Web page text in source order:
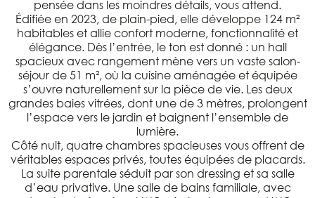
pensée dans les moindres détails, vous attend.
Édifiée en 2023, de plain-pied, elle développe 124 m²
habitables et allie confort moderne, fonctionnalité et
élégance. Dès l’entrée, le ton est donné : un hall
spacieux avec rangement mène vers un vaste salon-
séjour de 51 m², où la cuisine aménagée et équipée
s’ouvre naturellement sur la pièce de vie. Les deux
grandes baies vitrées, dont une de 3 mètres, prolongent
l’espace vers le jardin et baignent l’ensemble de
lumière.
Côté nuit, quatre chambres spacieuses vous offrent de
véritables espaces privés, toutes équipées de placards.
La suite parentale séduit par son dressing et sa salle
d’eau privative. Une salle de bains familiale, avec